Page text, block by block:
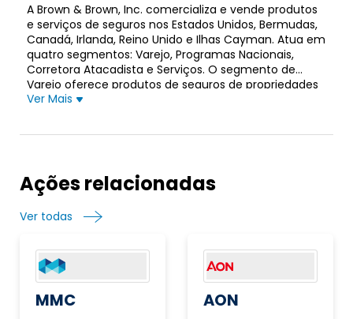
A Brown & Brown, Inc. comercializa e vende produtos
e serviços de seguros nos Estados Unidos, Bermudas,
Canadá, Irlanda, Reino Unido e Ilhas Cayman. Atua em
quatro segmentos: Varejo, Programas Nacionais,
Corretora Atacadista e Serviços. O segmento de
Varejo oferece produtos de seguros de propriedades
e acidentes, benefícios a funcionários, produtos de
profissionais e clientes individuais. O segmento de
Programas Nacionais oferece responsabilidade
relacionados para odontologia, jurídico,
profissionais de títulos imobiliários, bem como
produtos de seguros complementares relacionados a
casamentos, eventos, instalações médicas e
responsabilidades cibernéticas. Este segmento
também oferece desenvolvimento terceirizado de
Ver Mais
Ações relacionadas
Ver todas
MMC AON